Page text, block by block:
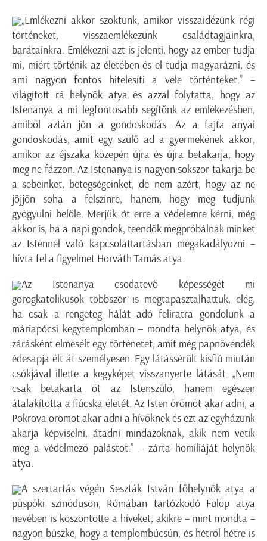
„Emlékezni akkor szoktunk, amikor visszaidézünk régi
történeket, visszaemlékezünk családtagjainkra,
barátainkra. Emlékezni azt is jelenti, hogy az ember tudja
mi, miért történik az életében és el tudja magyarázni, és
ami nagyon fontos hitelesíti a vele történteket.” –
világított rá helynök atya és azzal folytatta, hogy az
Istenanya a mi legfontosabb segítőnk az emlékezésben,
amiből aztán jön a gondoskodás. Az a fajta anyai
gondoskodás, amit egy szülő ad a gyermekének akkor,
amikor az éjszaka közepén újra és újra betakarja, hogy
meg ne fázzon. Az Istenanya is nagyon sokszor takarja be
a sebeinket, betegségeinket, de nem azért, hogy az ne
jöjjön soha a felszínre, hanem, hogy meg tudjunk
gyógyulni belőle. Merjük őt erre a védelemre kérni, még
akkor is, ha a napi gondok, teendők megpróbálnak minket
az Istennel való kapcsolattartásban megakadályozni –
hívta fel a figyelmet Horváth Tamás atya.
Az Istenanya csodatevő képességét mi
görögkatolikusok többször is megtapasztalhattuk, elég,
ha csak a rengeteg hálát adó feliratra gondolunk a
máriapócsi kegytemplomban – mondta helynök atya, és
zárásként elmesélt egy történetet, amit még papnövendék
édesapja élt át személyesen. Egy látássérült kisfiú miután
csókjával illette a kegyképet visszanyerte látását. „Nem
csak betakarta őt az Istenszülő, hanem egészen
átalakította a fiúcska életét. Az Isten örömöt akar adni, a
Pokrova örömöt akar adni a hívőknek és ezt az egyházunk
akarja képviselni, átadni mindazoknak, akik nem vetik
meg a védelmező palástot.” – zárta homíliáját helynök
atya.
A szertartás végén Seszták István főhelynök atya a
püspöki szinóduson, Rómában tartózkodó Fülöp atya
nevében is köszöntötte a híveket, akikre – mint mondta –
nagyon büszke, hogy a templombúcsún, és hétről-hétre is